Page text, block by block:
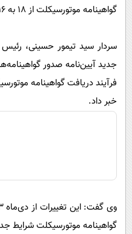
گواهینامه موتورسیکلت از ۱۸ به ۱۶ سال خبر داد.
سردار سید تیمور حسینی،
جدید آیین‌نامه صدور
خبر داد.
گواهینامه موتورسیکلت شرایط